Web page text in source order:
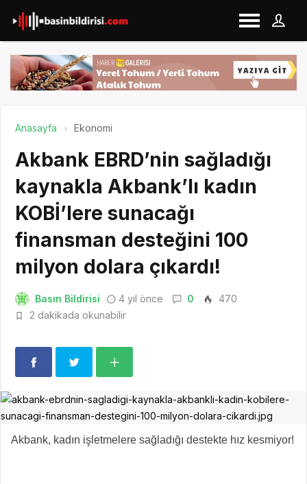
Anasayfa Ekonomi
Akbank EBRD’nin sağladığı
kaynakla Akbank’lı kadın
KOBİ’lere sunacağı
finansman desteğini 100
milyon dolara çıkardı!
Basın Bildirisi 4 yıl önce 0
470
2 dakikada okunabilir
Akbank, kadın işletmelere sağladığı destekte hız kesmiyor!